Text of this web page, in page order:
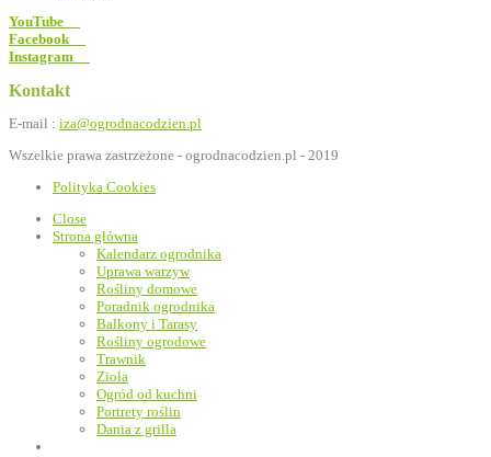
YouTube
Facebook
Instagram
Kontakt
E-mail : iza@ogrodnacodzien.pl
Wszelkie prawa zastrzeżone - ogrodnacodzien.pl - 2019
Polityka Cookies
Close
Strona główna
Kalendarz ogrodnika
Uprawa warzyw
Rośliny domowe
Poradnik ogrodnika
Balkony i Tarasy
Rośliny ogrodowe
Trawnik
Zioła
Ogród od kuchni
Portrety roślin
Dania z grilla